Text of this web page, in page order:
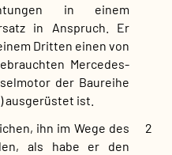
in einem
in Anspruch. Er
Dritten einen von
Mercedes-
der Baureihe
ausgerüstet ist.
2
ihn im Wege des
als habe er den